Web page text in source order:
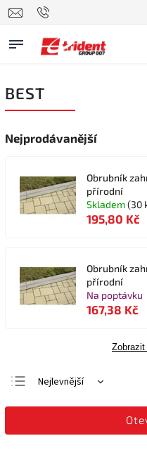
BEST
Nejprodávanější
Obrubník
přírodní
Skladem(30
195,80 Kč
Obrubník
přírodní
Na poptávku
167,38 Kč
Nejlevnější
Nejdražší